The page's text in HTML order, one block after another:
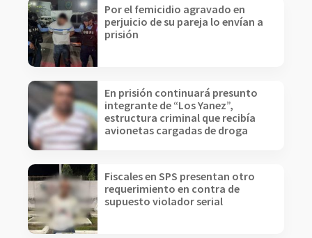
Por el femicidio agravado en
perjuicio de su pareja lo envían a
prisión
En prisión continuará presunto
integrante de “Los Yanez”,
estructura criminal que recibía
avionetas cargadas de droga
Fiscales en SPS presentan otro
requerimiento en contra de
supuesto violador serial